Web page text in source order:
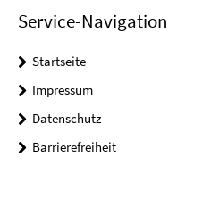
Service-Navigation
Startseite
Impressum
Datenschutz
Barrierefreiheit